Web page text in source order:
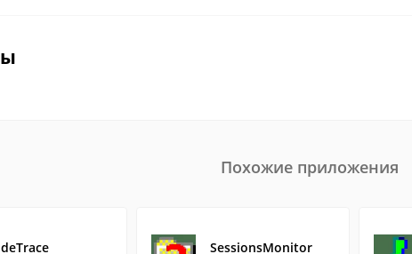
Похожие приложения
SessionsMonitor